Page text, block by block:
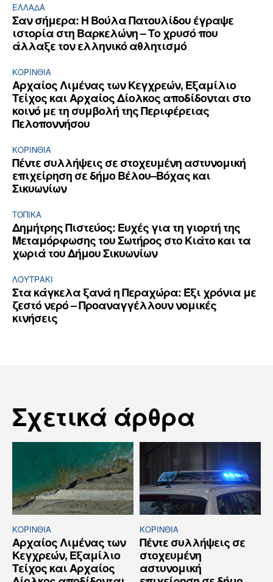
ΕΛΛΆΔΑ
Σαν σήμερα: Η Βούλα Πατουλίδου έγραψε
ιστορία στη Βαρκελώνη – Το χρυσό που
άλλαξε τον ελληνικό αθλητισμό
ΚΟΡΙΝΘΊΑ
Αρχαίος Λιμένας των Κεγχρεών, Εξαμίλιο
Τείχος και Aρχαίος Δίολκος αποδίδονται στο
κοινό με τη συμβολή της Περιφέρειας
Πελοποννήσου
ΚΟΡΙΝΘΊΑ
Πέντε συλλήψεις σε στοχευμένη αστυνομική
επιχείρηση σε δήμο Βέλου–Βόχας και
Σικυωνίων
ΤΟΠΙΚΑ
Δημήτρης Πιστεύος: Ευχές για τη γιορτή της
Μεταμόρφωσης του Σωτήρος στο Κιάτο και τα
χωριά του Δήμου Σικυωνίων
ΛΟΥΤΡΆΚΙ
Στα κάγκελα ξανά η Περαχώρα: Έξι χρόνια με
ζεστό νερό – Προαναγγέλλουν νομικές
κινήσεις
Σχετικά άρθρα
ΚΟΡΙΝΘΊΑ
Αρχαίος Λιμένας των
Κεγχρεών, Εξαμίλιο
Τείχος και Aρχαίος
ΚΟΡΙΝΘΊΑ
Πέντε συλλήψεις σε
στοχευμένη
αστυνομική